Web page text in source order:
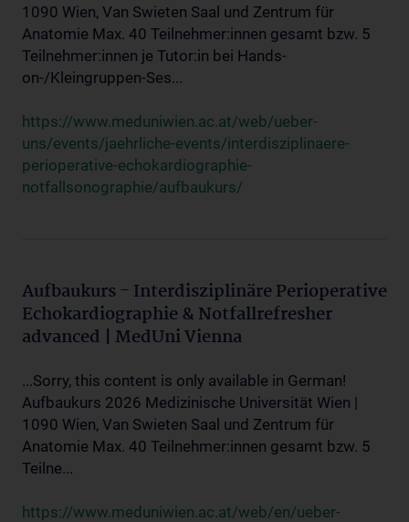
1090 Wien, Van Swieten Saal und Zentrum für
Anatomie Max. 40 Teilnehmer:innen gesamt bzw. 5
Teilnehmer:innen je Tutor:in bei Hands-
on-/Kleingruppen-Ses...
https://www.meduniwien.ac.at/web/ueber-
uns/events/jaehrliche-events/interdisziplinaere-
perioperative-echokardiographie-
notfallsonographie/aufbaukurs/
Aufbaukurs - Interdisziplinäre Perioperative
Echokardiographie & Notfallrefresher
advanced | MedUni Vienna
...Sorry, this content is only available in German!
Aufbaukurs 2026 Medizinische Universität Wien |
1090 Wien, Van Swieten Saal und Zentrum für
Anatomie Max. 40 Teilnehmer:innen gesamt bzw. 5
Teilne...
https://www.meduniwien.ac.at/web/en/ueber-